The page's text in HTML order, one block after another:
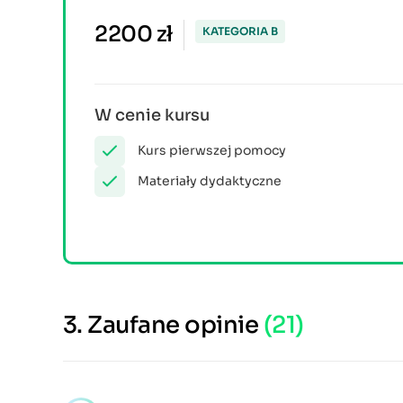
2200 zł KATEGORIA B
W cenie kursu
Kurs pierwszej pomocy
Materiały dydaktyczne
3. Zaufane opinie (21)